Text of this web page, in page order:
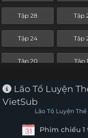
Tập 28 Tập
Tập 24 Tập
Tập 20 Tập
Tập 16 Tập
Tập 12 Tập 11
Tập 8 Tập
Lão Tổ Luyện
VietSub
Lão Tổ Luyện
Phim chiếu 1